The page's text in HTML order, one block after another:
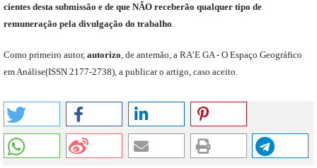
cientes desta submissão e de que NÃOreceberão qualquer tipo de
remuneração pela divulgação do trabalho
Como primeiro autor, autorizo de antemão, a RA’E GA - O Espaço Geográfico
em Análise(ISSN 2177-2738), a publicar o artigo, caso aceito.